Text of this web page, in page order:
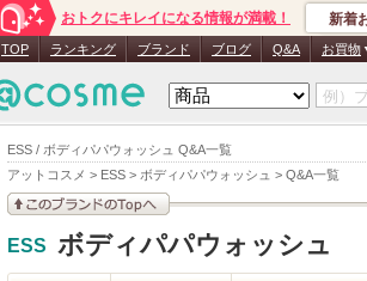
ESS / ボディパパウォッシュ Q&A一覧
アットコスメ > ESS > ボディパパウォッシュ > Q&A一覧
おトクにキレイになる情報が満載！ 新着
TOP ランキング ブランド ブログ Q&A お買物
このブランドの情報を
ESS ボディパパウォッシュ